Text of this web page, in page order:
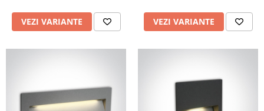
VEZI VARIANTE VEZI VARIANTE